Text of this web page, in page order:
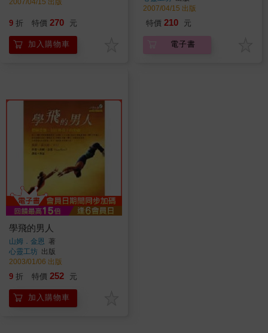
2007/04/15 出版
9 折 特價 270 元
加入購物車
2007/04/15 出版
特價 210 元
電子書
學飛的男人
山姆．金恩 著
心靈工坊 出版
2003/01/06 出版
9 折 特價 252 元
加入購物車